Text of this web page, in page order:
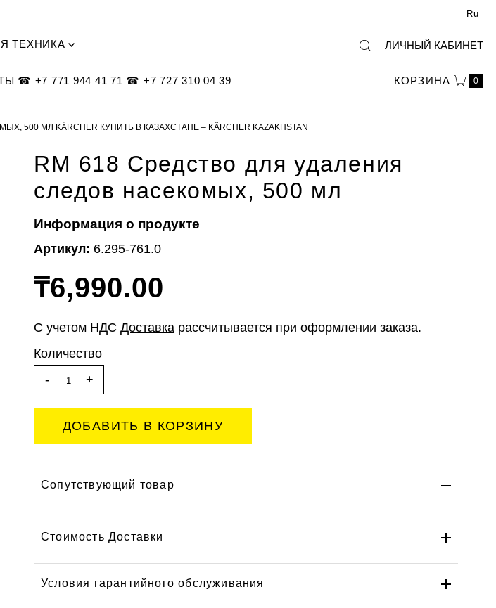
Ru
ТЕХНИКА
☎ +7 771 944 41 71 ☎ +7 727 310 04 39
ЛИЧНЫЙ КАБИНЕТ
КОРЗИНА 0
500 МЛ KÄRCHER КУПИТЬ В КАЗАХСТАНЕ – KÄRCHER KAZAKHSTAN
RM 618 Cредство для удаления
следов насекомых, 500 мл
Информация о продукте
Артикул: 6.295-761.0
₸6,990.00
С учетом НДС Доставкарассчитывается при оформлении заказа.
Количество
-
+
Сопутствующий товар
Стоимость Доставки
Условия гарантийного обслуживания